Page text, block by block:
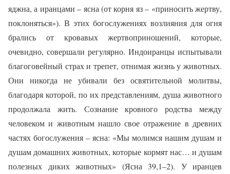
яджна, а иранцами – ясна (от корня яз – «приносить жертву,
поклоняться»). В этих богослужениях возлияния для огня
брались от кровавых жертвоприношений, которые,
очевидно, совершали регулярно. Индоиранцы испытывали
благоговейный страх и трепет, отнимая жизнь у животных.
Они никогда не убивали без освятительной молитвы,
благодаря которой, по их представлениям, душа животного
продолжала жить. Сознание кровного родства между
человеком и животным нашло свое отражение в древних
частях богослужения – ясна: «Мы молимся нашим душам и
душам домашних животных, которые кормят нас… и душам
полезных диких животных» (Ясна 39,1–2). У иранцев